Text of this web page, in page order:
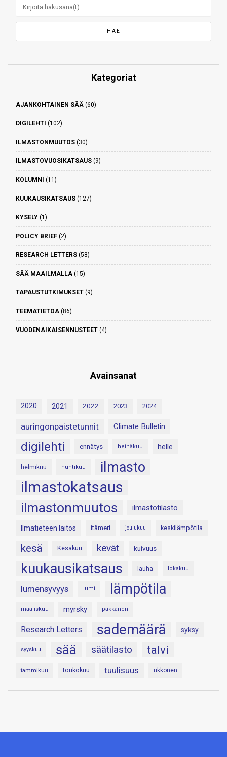
Kategoriat
AJANKOHTAINEN SÄÄ (60)
DIGILEHTI (102)
ILMASTONMUUTOS (30)
ILMASTOVUOSIKATSAUS (9)
KOLUMNI (11)
KUUKAUSIKATSAUS (127)
KYSELY (1)
POLICY BRIEF (2)
RESEARCH LETTERS (58)
SÄÄ MAAILMALLA (15)
TAPAUSTUTKIMUKSET (9)
TEEMATIETOA (86)
VUODENAIKAISENNUSTEET (4)
Avainsanat
2020 2021 2022 2023 2024
auringonpaistetunnit Climate Bulletin
digilehti ennätys heinäkuu helle
helmikuu huhtikuu ilmasto
ilmastokatsaus
ilmastonmuutos ilmastotilasto
Ilmatieteen laitos itämeri joulukuu keskilämpötila
kesä Kesäkuu kevät kuivuus
kuukausikatsaus lauha lokakuu
lumensyvyys lumi lämpötila
maaliskuu myrsky pakkanen
Research Letters sademäärä syksy
syyskuu sää säätilasto talvi
tammikuu toukokuu tuulisuus ukkonen